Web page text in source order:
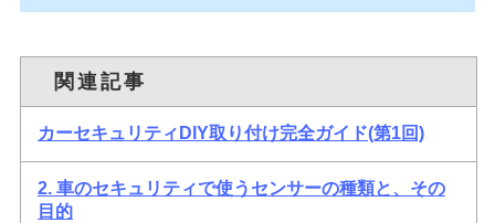
関連記事
カーセキュリティDIY取り付け完全ガイド(第1回)
2. 車のセキュリティで使うセンサーの種類と、その
目的